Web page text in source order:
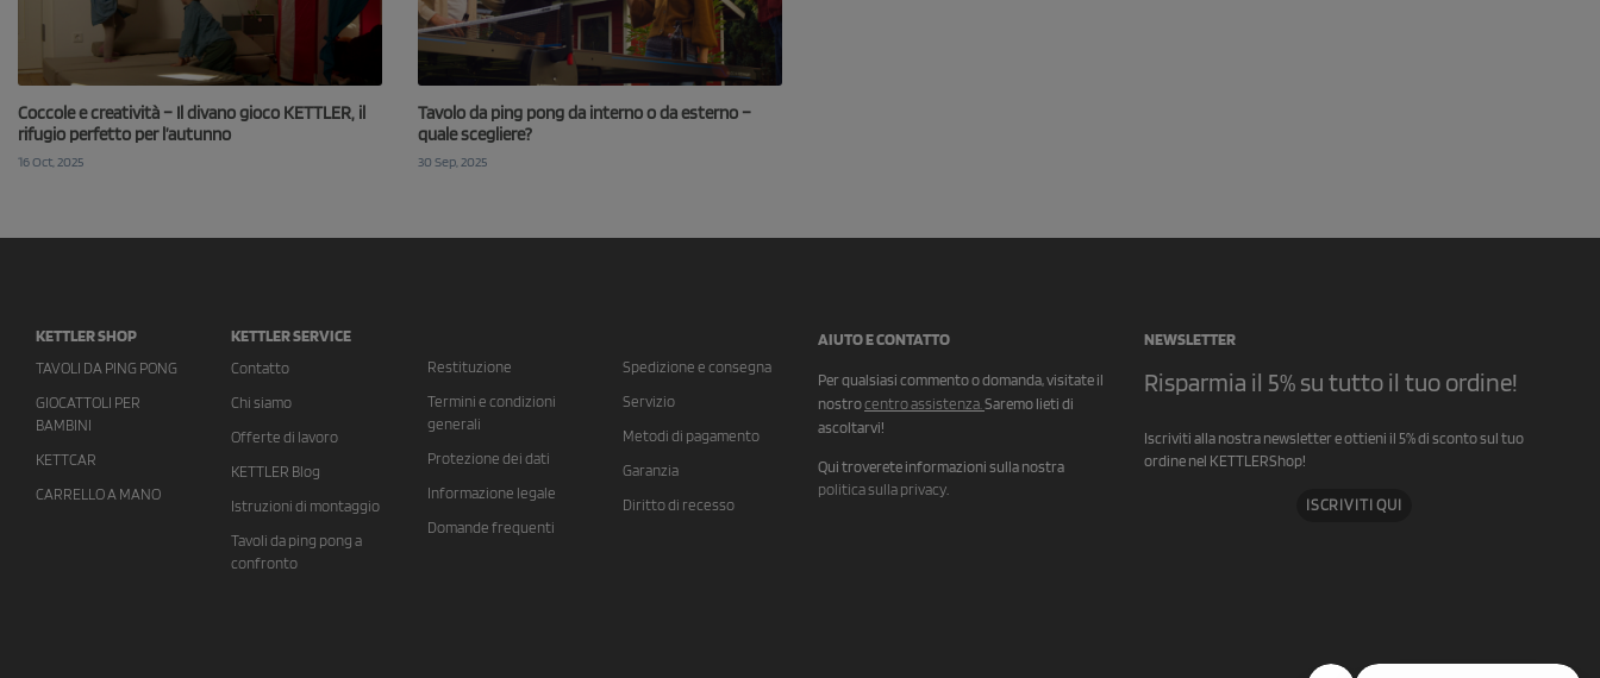
Coccole e creatività – Il divano gioco KETTLER, il
rifugio perfetto per l’autunno
16 Oct, 2025
Tavolo da ping pong da interno o da esterno –
quale scegliere?
30 Sep, 2025
KETTLER SHOP
TAVOLI DA PING PONG
GIOCATTOLI PER
BAMBINI
KETTCAR
CARRELLO A MANO
KETTLER SERVICE
Contatto
Chi siamo
Offerte di lavoro
KETTLER Blog
Istruzioni di montaggio
Tavoli da ping pong a
confronto
Restituzione
Termini e condizioni
generali
Protezione dei dati
Informazione legale
Domande frequenti
Spedizione e consegna
Servizio
Metodi di pagamento
Garanzia
Diritto di recesso
AIUTO E CONTATTO
Per qualsiasi commento o domanda, visitate il
nostrocentro assistenza Saremo lieti di
ascoltarvi!
Qui troverete informazioni sulla nostra
politica sulla privacy
NEWSLETTER
Risparmia il 5% su tutto il tuo ordine!
Iscriviti alla nostra newsletter e ottieni il 5% di sconto sul tuo
ordine nel KETTLERShop!
ISCRIVITI QUI